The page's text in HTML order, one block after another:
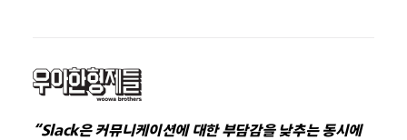
“Slack은 커뮤니케이션에 대한 부담감을 낮추는 동시에